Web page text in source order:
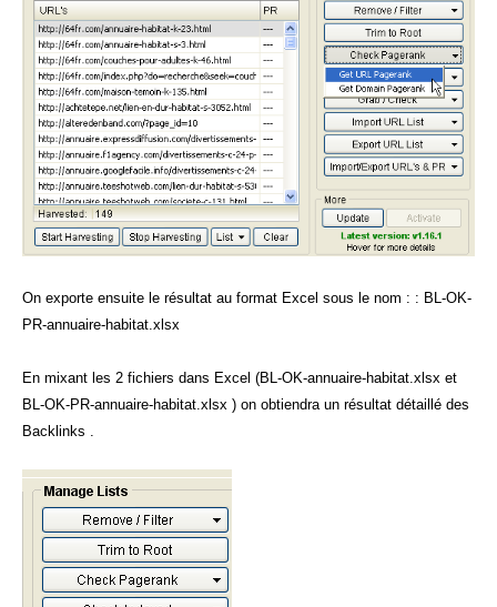
On exporte ensuite le résultat au format Excel sous le nom : : BL-OK-
PR-annuaire-habitat.xlsx
En mixant les 2 fichiers dans Excel (BL-OK-annuaire-habitat.xlsx et
BL-OK-PR-annuaire-habitat.xlsx ) on obtiendra un résultat détaillé des
Backlinks .